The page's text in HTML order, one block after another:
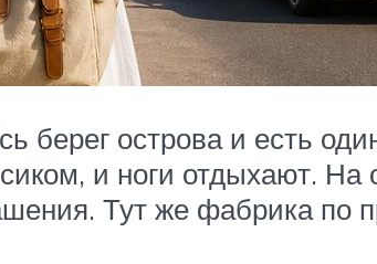
берег острова и есть
и ноги отдыхают. На
Тут же фабрика по